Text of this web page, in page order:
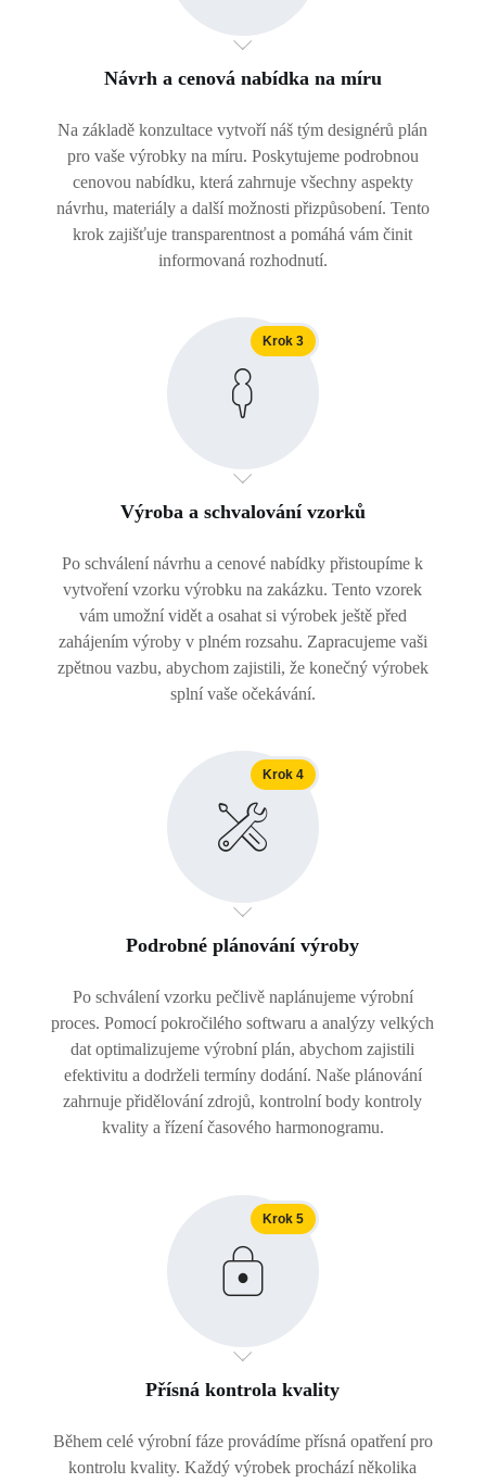
Návrh a cenová nabídka na míru
Na základě konzultace vytvoří náš tým designérů plán
pro vaše výrobky na míru. Poskytujeme podrobnou
cenovou nabídku, která zahrnuje všechny aspekty
návrhu, materiály a další možnosti přizpůsobení. Tento
krok zajišťuje transparentnost a pomáhá vám činit
informovaná rozhodnutí.
Krok 3
Výroba a schvalování vzorků
Po schválení návrhu a cenové nabídky přistoupíme k
vytvoření vzorku výrobku na zakázku. Tento vzorek
vám umožní vidět a osahat si výrobek ještě před
zahájením výroby v plném rozsahu. Zapracujeme vaši
zpětnou vazbu, abychom zajistili, že konečný výrobek
splní vaše očekávání.
Krok 4
Podrobné plánování výroby
Po schválení vzorku pečlivě naplánujeme výrobní
proces. Pomocí pokročilého softwaru a analýzy velkých
dat optimalizujeme výrobní plán, abychom zajistili
efektivitu a dodrželi termíny dodání. Naše plánování
zahrnuje přidělování zdrojů, kontrolní body kontroly
kvality a řízení časového harmonogramu.
Krok 5
Přísná kontrola kvality
Během celé výrobní fáze provádíme přísná opatření pro
kontrolu kvality. Každý výrobek prochází několika